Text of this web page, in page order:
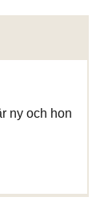
ny och hon